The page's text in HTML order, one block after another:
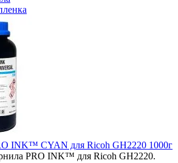
INK™ CYAN для Ricoh GH2220 1000г
PRO INK™ для Ricoh GH2220.